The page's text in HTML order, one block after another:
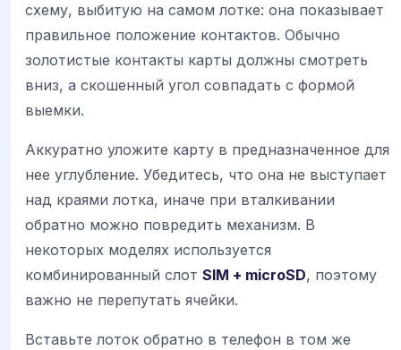
схему, выбитую на самом лотке: она показывает
правильное положение контактов. Обычно
золотистые контакты карты должны смотреть
вниз, а скошенный угол совпадать с формой
выемки.
Аккуратно уложите карту в предназначенное для
нее углубление. Убедитесь, что она не выступает
над краями лотка, иначе при вталкивании
обратно можно повредить механизм. В
некоторых моделях используется
комбинированный слот SIM + microSD, поэтому
важно не перепутать ячейки.
Вставьте лоток обратно в телефон в том же